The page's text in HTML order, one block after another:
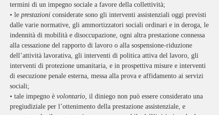
termini di un impegno sociale a favore della collettività;
• le prestazioni considerate sono gli interventi assistenziali oggi previsti
dalle varie normative, gli ammortizzatori sociali ordinari e in deroga, le
indennità di mobilità e disoccupazione, ogni altra prestazione connessa
alla cessazione del rapporto di lavoro o alla sospensione-riduzione
dell’attività lavorativa, gli interventi di politica attiva del lavoro, gli
interventi di protezione umanitaria, e in prospettiva misure e interventi
di esecuzione penale esterna, messa alla prova e affidamento ai servizi
sociali;
• tale impegno è volontario , il diniego non può essere considerato una
pregiudiziale per l’ottenimento della prestazione assistenziale, e